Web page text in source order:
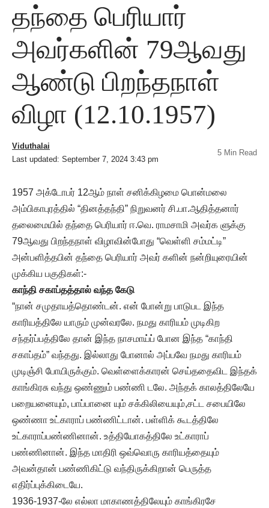
தந்தை பெரியார்
அவர்களின் 79ஆவது
ஆண்டு பிறந்தநாள்
விழா (12.10.1957)
Last updated: September 7, 2024 3:43 pm
Viduthalai
5 Min Read
1957 அக்டோபர் 12ஆம் நாள் சனிக்கிழமை பொன்மலை
அம்பிகாபுரத்தில் “தினத்தந்தி” நிறுவனர் சி.பா.ஆதித்தனார்
தலைமையில் தந்தை பெரியார் ஈ.வெ. ராமசாமி அவர்க ளுக்கு
79ஆவது பிறந்தநாள் விழாவின்போது “வெள்ளி சம்மட்டி”
அன்பளித்தபின் தந்தை பெரியார் அவர் களின் நன்றியுரையின்
முக்கிய பகுதிகள்:-
காந்தி சகாப்தத்தால் வந்த கேடு
“நான் சமுதாயத்தொண்டன். என் போன்று பாடுபட இந்த
காரியத்திலே யாரும் முன்வரலே. நமது காரியம் முடிகிற
சந்தர்ப்பத்திலே தான் இந்த நாசமாய்ப் போன இந்த “காந்தி
சகாப்தம்” வந்தது. இல்லாது போனால் அப்பவே நமது காரியம்
முடிஞ்சி போயிருக்கும். வெள்ளைக்காரன் செய்ததைவிட இந்தக்
காங்கிரசு வந்து ஒண்ணும் பண்ணி டலே. அந்தக் காலத்திலேயே
பறையனையும், பாப்பானை யும் சக்கிலியையும்,சட்ட சபையிலே
ஒண்ணா உட்காராப் பண்ணிட்டான். பள்ளிக் கூடத்திலே
உட்காராப்பண்ணினான். உத்தியோகத்திலே உட்காராப்
பண்ணினான். இந்த மாதிரி ஒவ்வொரு காரியத்தையும்
அவன்தான் பண்ணிகிட்டு வந்திருக்கிறான் பெருத்த
எதிர்ப்புக்கிடையே.
1936-1937-லே எல்லா மாகாணத்திலேயும் காங்கிரசே